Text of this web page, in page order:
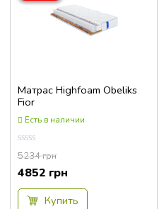
Матрас Highfoam Obeliks
Fior
Есть в наличии
Оценка
0.00
из
5
5234грн
4852 грн
Купить